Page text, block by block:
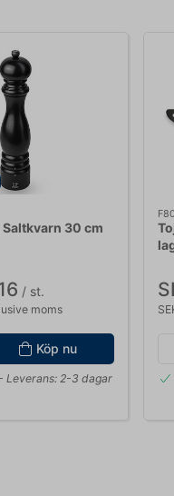
Saltkvarn 30 cm
/ st.
moms
Köp nu
- Leverans: 2-3 dagar